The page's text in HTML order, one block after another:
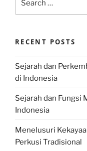
RECENT POSTS
Sejarah dan
di Indonesia
Sejarah dan Fungsi
Indonesia
Menelusuri
Perkusi Tradisional